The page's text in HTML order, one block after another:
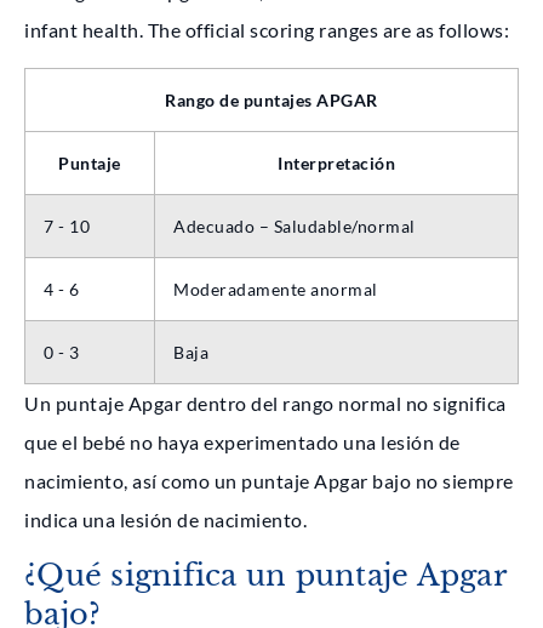
infant health. The official scoring ranges are as follows:
Rango de puntajes APGAR
Puntaje Interpretación
7 - 10 Adecuado – Saludable/normal
4 - 6 Moderadamente anormal
0 - 3 Baja
Un puntaje Apgar dentro del rango normal no significa
que el bebé no haya experimentado una lesión de
nacimiento, así como un puntaje Apgar bajo no siempre
indica una lesión de nacimiento.
¿Qué significa un puntaje Apgar
bajo?